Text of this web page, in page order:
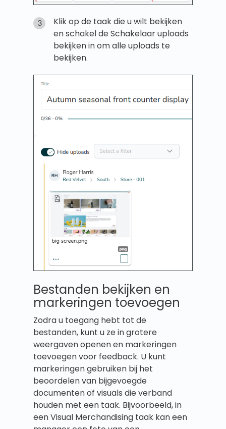
Klik op de taak die u wilt bekijken
en schakel de Schakelaar uploads
bekijken in om alle uploads te
bekijken.
Bestanden bekijken en
markeringen toevoegen
Zodra u toegang hebt tot de
bestanden, kunt u ze in grotere
weergaven openen en markeringen
toevoegen voor feedback. U kunt
markeringen gebruiken bij het
beoordelen van bijgevoegde
documenten of visuals die verband
houden met een taak. Bijvoorbeeld, in
een Visual Merchandising taak kan een